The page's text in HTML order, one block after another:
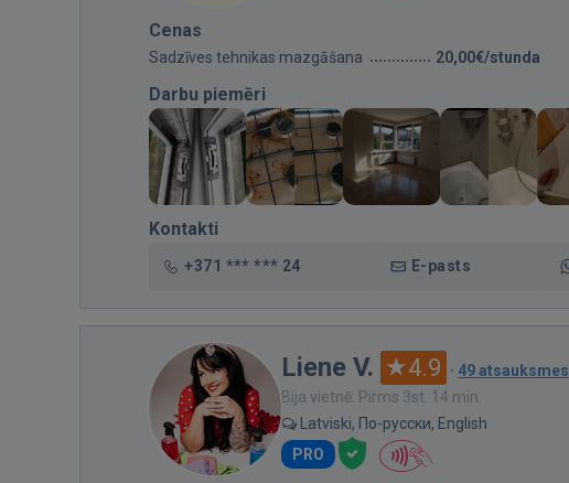
Cenas
Sadzīves tehnikas mazgāšana 20,00€/stunda
Darbu piemēri
Kontakti
+371 *** *** 24 E-pasts
Liene V. 4.9 · 49 atsauksmes
Bija vietnē: Pirms 3st. 14 min.
Latviski, По-русски, English
PRO